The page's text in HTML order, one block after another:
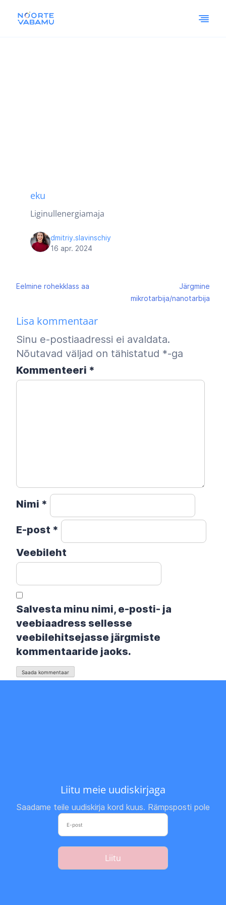
eku
Liginullenergiamaja
dmitriy.slavinschiy
16 apr. 2024
Navigeerimine
Eelmine rohekklass aa
Järgmine
mikrotarbija/nanotarbija
Lisa kommentaar
Sinu e-postiaadressi ei avaldata.
Nõutavad väljad on tähistatud *-ga
Kommenteeri *
Nimi *
E-post *
Veebileht
Salvesta minu nimi, e-posti- ja
veebiaadress sellesse
veebilehitsejasse järgmiste
kommentaaride jaoks.
Liitu meie uudiskirjaga
Saadame teile uudiskirja kord kuus. Rämpsposti pole
Liitu